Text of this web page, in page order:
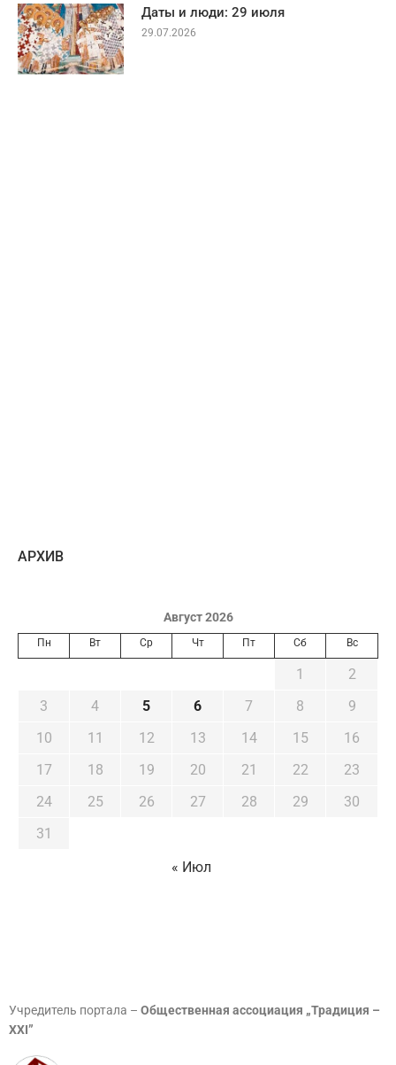
Даты и люди: 29 июля
29.07.2026
AРХИВ
Август 2026
Пн Вт Ср Чт Пт Сб Вс
1
2
3
4 5 6 7 8
9
10
11 12 13 14 15
16
17
18 19 20 21 22
23
24
25 26 27 28 29
30
31
« Июл
Учредитель портала – Общественная ассоциация „Традиция –
XXI”